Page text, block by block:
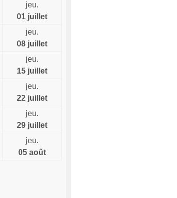
jeu.
01 juillet
jeu.
08 juillet
jeu.
15 juillet
jeu.
22 juillet
jeu.
29 juillet
jeu.
05 août